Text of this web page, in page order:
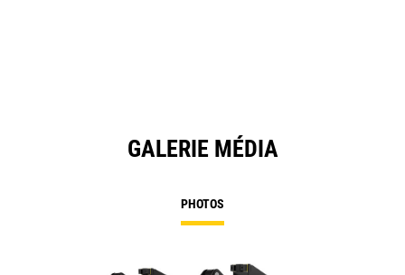
GALERIE MÉDIA
PHOTOS